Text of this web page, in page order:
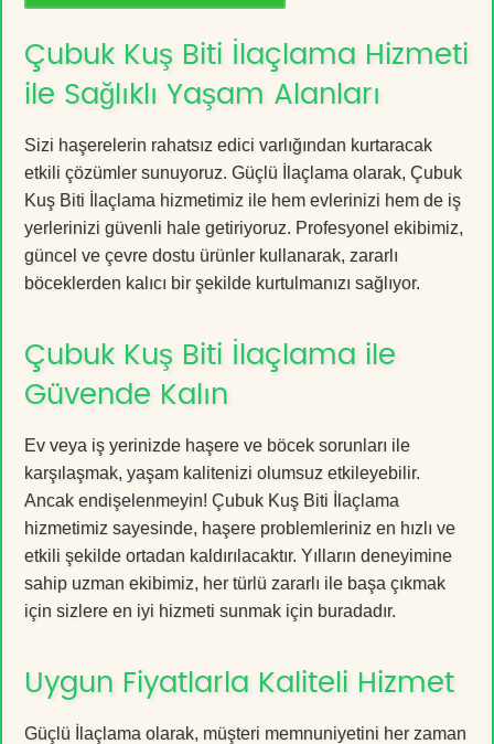
Çubuk Kuş Biti İlaçlama Hizmeti
ile Sağlıklı Yaşam Alanları
Sizi haşerelerin rahatsız edici varlığından kurtaracak
etkili çözümler sunuyoruz. Güçlü İlaçlama olarak, Çubuk
Kuş Biti İlaçlama hizmetimiz ile hem evlerinizi hem de iş
yerlerinizi güvenli hale getiriyoruz. Profesyonel ekibimiz,
güncel ve çevre dostu ürünler kullanarak, zararlı
böceklerden kalıcı bir şekilde kurtulmanızı sağlıyor.
Çubuk Kuş Biti İlaçlama ile
Güvende Kalın
Ev veya iş yerinizde haşere ve böcek sorunları ile
karşılaşmak, yaşam kalitenizi olumsuz etkileyebilir.
Ancak endişelenmeyin! Çubuk Kuş Biti İlaçlama
hizmetimiz sayesinde, haşere problemleriniz en hızlı ve
etkili şekilde ortadan kaldırılacaktır. Yılların deneyimine
sahip uzman ekibimiz, her türlü zararlı ile başa çıkmak
için sizlere en iyi hizmeti sunmak için buradadır.
Uygun Fiyatlarla Kaliteli Hizmet
Güçlü İlaçlama olarak, müşteri memnuniyetini her zaman